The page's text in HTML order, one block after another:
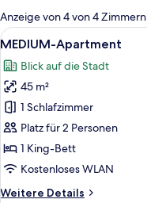
für
Zimmer
Anzeige von 4 von 4 Zimmern
Alle
Fotos
für
MEDIUM-
Apartment
anzeigen
8
MEDIUM-Apartment
Blick auf die Stadt
45 m²
1 Schlafzimmer
Platz für 2 Personen
1 King-Bett
Kostenloses WLAN
Weitere Details
Weitere